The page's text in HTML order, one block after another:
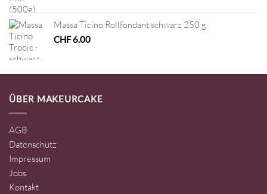
Massa Ticino Rollfondant schwarz 250 g
CHF6.00
ÜBER MAKEURCAKE
AGB
Datenschutz
Impressum
Jobs
Kontakt